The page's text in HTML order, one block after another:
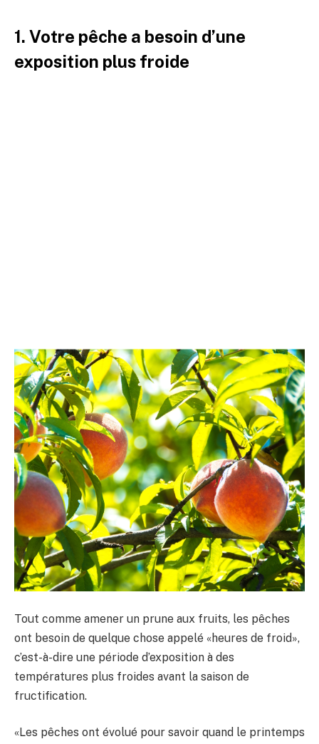
1. Votre pêche a besoin d’une
exposition plus froide
Tout comme amener un prune aux fruits, les pêches
ont besoin de quelque chose appelé «heures de froid»,
c’est-à-dire une période d’exposition à des
températures plus froides avant la saison de
fructification.
«Les pêches ont évolué pour savoir quand le printemps